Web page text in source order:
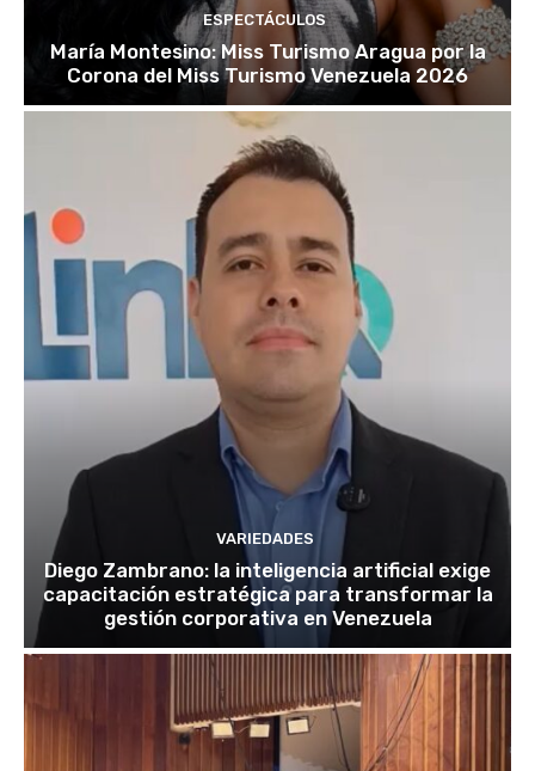
ESPECTÁCULOS
María Montesino: Miss Turismo Aragua por la
Corona del Miss Turismo Venezuela 2026
VARIEDADES
Diego Zambrano: la inteligencia artificial exige
capacitación estratégica para transformar la
gestión corporativa en Venezuela